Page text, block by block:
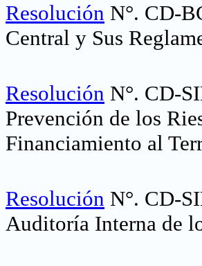
Resolución N°. CD-
Central y Sus
Resolución N°. CD-
Prevención de los
Financiamiento al
Resolución N°. CD-
Auditoría Interna de